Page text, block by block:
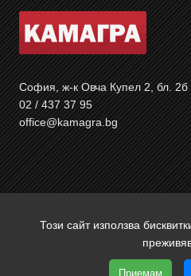
София, ж-к Овча Купел 2, бл. 2б
02 / 437 37 95
office@kamagra.bg
Copyright © 2026 Камагра |
Този сайт използва
Приемам